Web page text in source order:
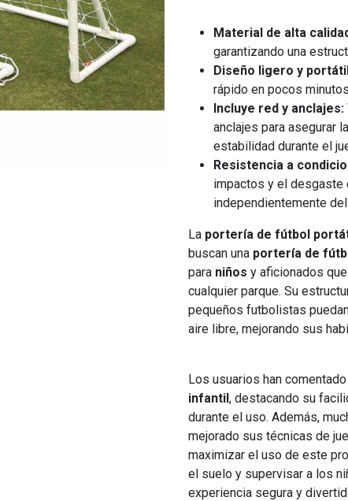
Material de alta
garantizando una
Diseño ligero y
rápido en pocos
Incluye red y anclajes:
anclajes para asegurar la
estabilidad durante el
Resistencia a
impactos y el desgaste
independientemente
La portería de fútbol
buscan una portería de
para niños y aficionados
cualquier parque. Su
pequeños futbolistas
aire libre, mejorando sus
Los usuarios han
infantil, destacando su
durante el uso. Además,
mejorado sus técnicas de
maximizar el uso de este
el suelo y supervisar a los
experiencia segura y